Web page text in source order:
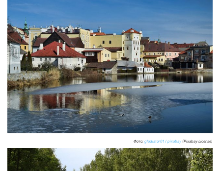
Фото: gladiator01 / pixabay (Pixabay License)